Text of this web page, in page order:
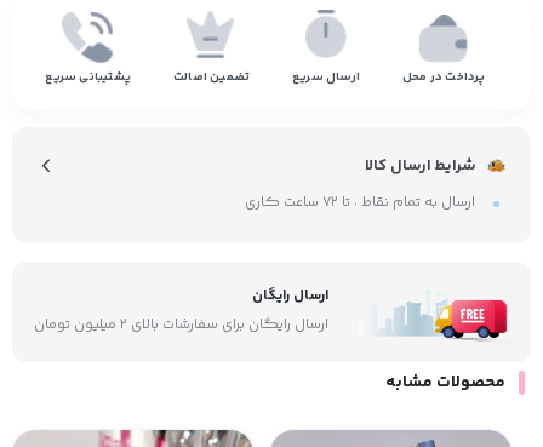
پرداخت در محل ارسال سریع تضمین اصالت پشتیبانی سریع
شرایط ارسال کالا
ارسال به تمام نقاط ، تا ۷۲ ساعت کاری
ارسال رایگان
ارسال رایگان برای سفارشات بالای ۲ میلیون تومان
محصولات مشابه